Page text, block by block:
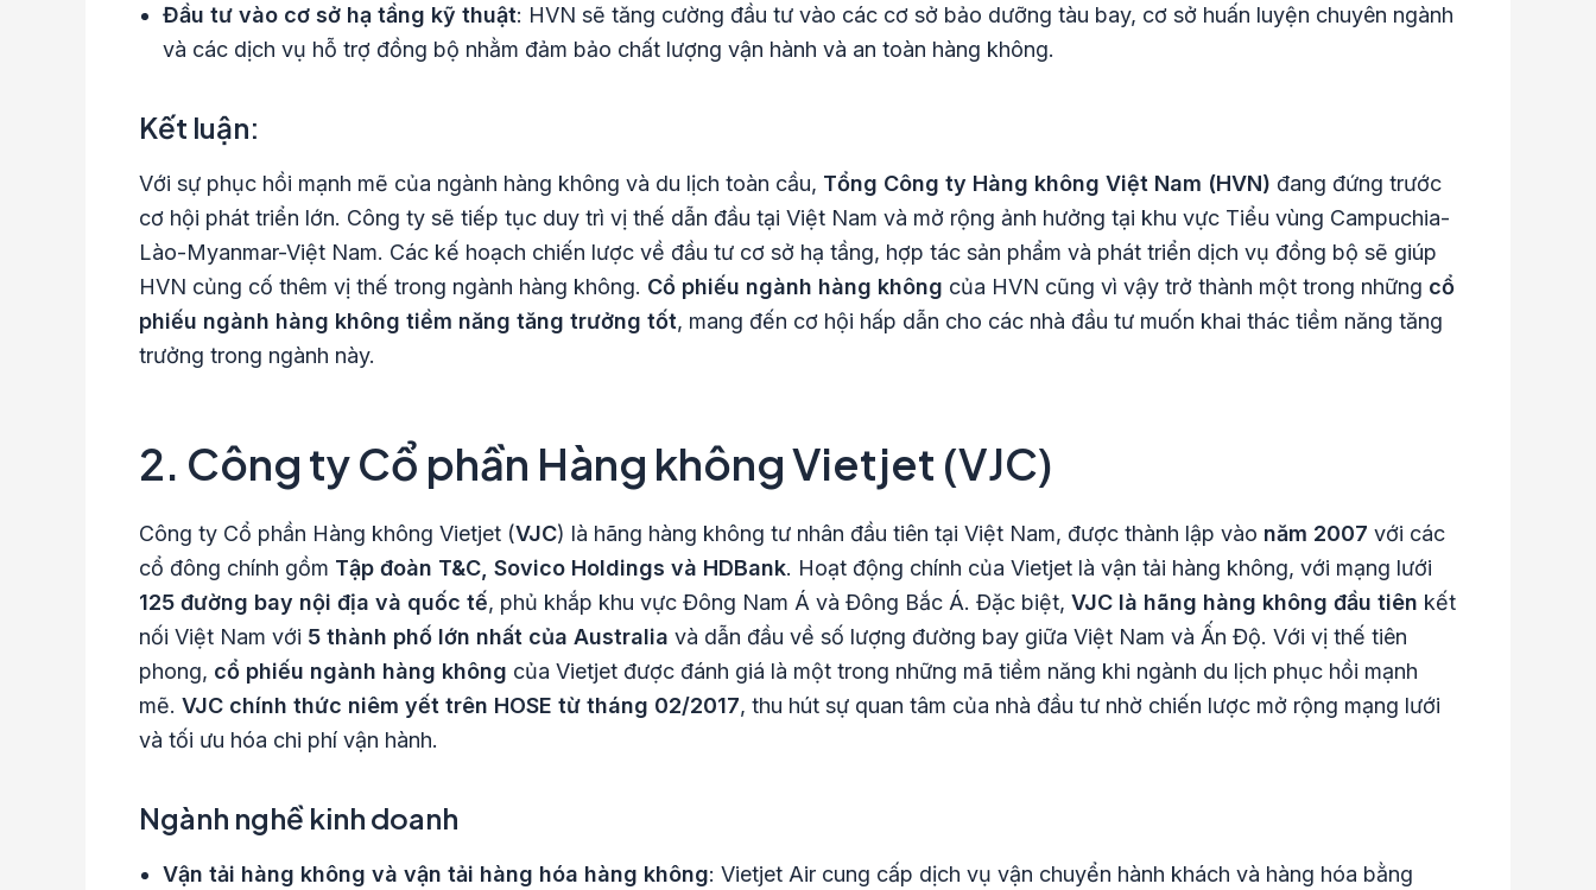
Đầu tư vào cơ sở hạ tầng kỹ thuật: HVN sẽ tăng cường đầu tư vào các cơ sở bảo dưỡng tàu bay, cơ sở huấn luyện chuyên ngành
và các dịch vụ hỗ trợ đồng bộ nhằm đảm bảo chất lượng vận hành và an toàn hàng không.
Kết luận:
Với sự phục hồi mạnh mẽ của ngành hàng không và du lịch toàn cầu, Tổng Công ty Hàng không Việt Nam (HVN) đang đứng trước
cơ hội phát triển lớn. Công ty sẽ tiếp tục duy trì vị thế dẫn đầu tại Việt Nam và mở rộng ảnh hưởng tại khu vực Tiểu vùng Campuchia-
Lào-Myanmar-Việt Nam. Các kế hoạch chiến lược về đầu tư cơ sở hạ tầng, hợp tác sản phẩm và phát triển dịch vụ đồng bộ sẽ giúp
HVN củng cố thêm vị thế trong ngành hàng không. Cổ phiếu ngành hàng không của HVN cũng vì vậy trở thành một trong những cổ
phiếu ngành hàng không tiềm năng tăng trưởng tốt, mang đến cơ hội hấp dẫn cho các nhà đầu tư muốn khai thác tiềm năng tăng
trưởng trong ngành này.
2. Công ty Cổ phần Hàng không Vietjet (VJC)
Công ty Cổ phần Hàng không Vietjet (VJC) là hãng hàng không tư nhân đầu tiên tại Việt Nam, được thành lập vào năm 2007 với các
cổ đông chính gồm Tập đoàn T&C, Sovico Holdings và HDBank. Hoạt động chính của Vietjet là vận tải hàng không, với mạng lưới
125 đường bay nội địa và quốc tế, phủ khắp khu vực Đông Nam Á và Đông Bắc Á. Đặc biệt, VJC là hãng hàng không đầu tiên kết
nối Việt Nam với 5 thành phố lớn nhất của Australia và dẫn đầu về số lượng đường bay giữa Việt Nam và Ấn Độ. Với vị thế tiên
phong, cổ phiếu ngành hàng không của Vietjet được đánh giá là một trong những mã tiềm năng khi ngành du lịch phục hồi mạnh
mẽ. VJC chính thức niêm yết trên HOSE từ tháng 02/2017, thu hút sự quan tâm của nhà đầu tư nhờ chiến lược mở rộng mạng lưới
và tối ưu hóa chi phí vận hành.
Ngành nghề kinh doanh
Vận tải hàng không và vận tải hàng hóa hàng không: Vietjet Air cung cấp dịch vụ vận chuyển hành khách và hàng hóa bằng